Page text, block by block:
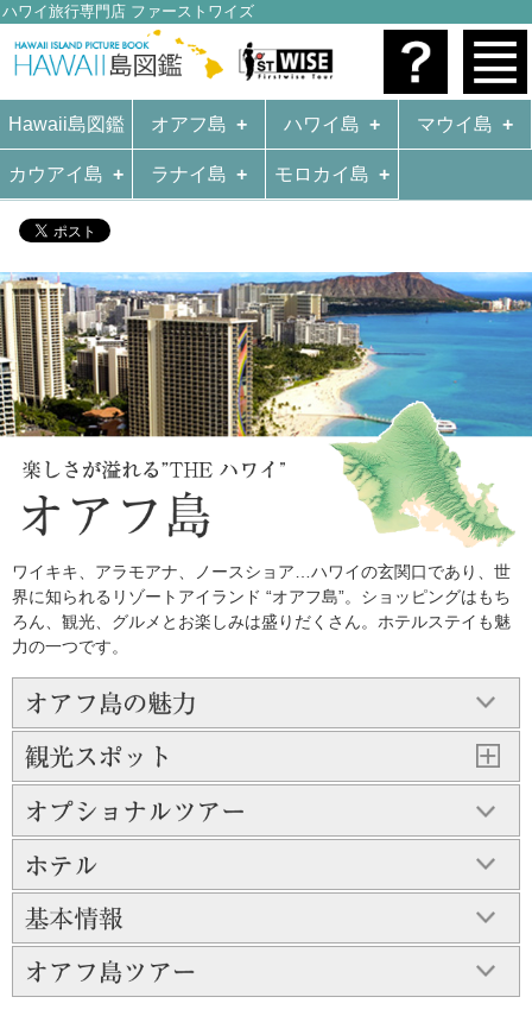
ハワイ旅行専門店 ファーストワイズ
Hawaii島図鑑 オアフ島 ハワイ島 マウイ島
カウアイ島 ラナイ島 モロカイ島
ワイキキ、アラモアナ、ノースショア…ハワイの玄関口であり、世
界に知られるリゾートアイランド “オアフ島”。ショッピングはもち
ろん、観光、グルメとお楽しみは盛りだくさん。ホテルステイも魅
力の一つです。